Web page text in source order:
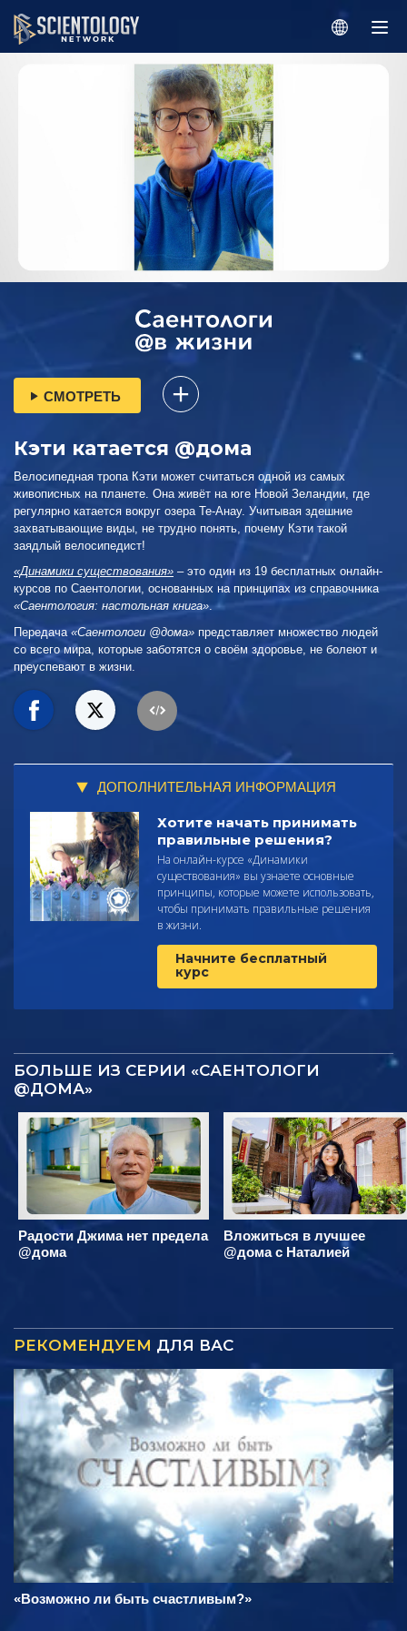
СМОТРЕТЬ
Кэти катается @дома
Велосипедная тропа Кэти может считаться одной из самых
живописных на планете. Она живёт на юге Новой Зеландии, где
регулярно катается вокруг озера Те-Анау. Учитывая здешние
захватывающие виды, не трудно понять, почему Кэти такой
заядлый велосипедист!
«Динамики существования» – это один из 19 бесплатных онлайн-
курсов по Саентологии, основанных на принципах из справочника
«Саентология: настольная книга».
Передача «Саентологи @дома» представляет множество людей
со всего мира, которые заботятся о своём здоровье, не болеют и
преуспевают в жизни.
ДОПОЛНИТЕЛЬНАЯ ИНФОРМАЦИЯ
Хотите начать принимать
правильные решения?
На онлайн-курсе «Динамики
существования» вы узнаете основные
принципы, которые можете использовать,
чтобы принимать правильные решения
в жизни.
Начните бесплатный
курс
БОЛЬШЕ ИЗ СЕРИИ «САЕНТОЛОГИ
@ДОМА»
Радости Джима нет предела
@дома
Вложиться в лучшее
@дома с Наталией
РЕКОМЕНДУЕМ ДЛЯ ВАС
«Возможно ли быть счастливым?»